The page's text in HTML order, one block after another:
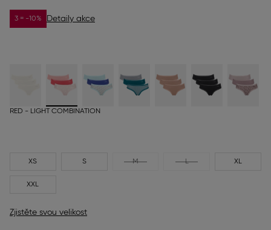
3 = -10% Detaily akce
RED - LIGHT COMBINATION
XS S M L XL
XXL
Zjistěte svou velikost